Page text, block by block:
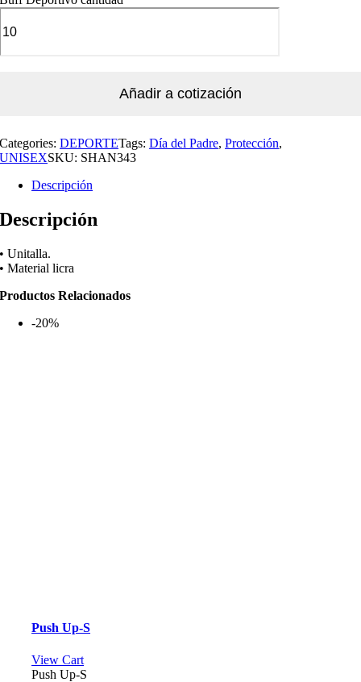
Añadir a cotización
Categories:DEPORTETags:Día del Padre,Protección,
UNISEXSKU: SHAN343
Descripción
Descripción
• Unitalla.
• Material licra
Productos Relacionados
-20%
Push Up-S
View Cart
Push Up-S